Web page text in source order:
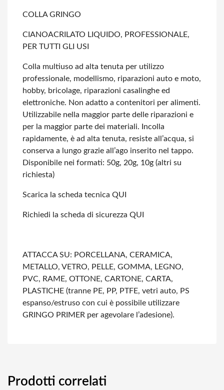
COLLA GRINGO
CIANOACRILATO LIQUIDO, PROFESSIONALE,
PER TUTTI GLI USI
Colla multiuso ad alta tenuta per utilizzo
professionale, modellismo, riparazioni auto e moto,
hobby, bricolage, riparazioni casalinghe ed
elettroniche. Non adatto a contenitori per alimenti.
Utilizzabile nella maggior parte delle riparazioni e
per la maggior parte dei materiali. Incolla
rapidamente, è ad alta tenuta, resiste all’acqua, si
conserva a lungo grazie all’ago inserito nel tappo.
Disponibile nei formati: 50g, 20g, 10g (altri su
richiesta)
Scarica la scheda tecnica QUI
Richiedi la scheda di sicurezza QUI
ATTACCA SU: PORCELLANA, CERAMICA,
METALLO, VETRO, PELLE, GOMMA, LEGNO,
PVC, RAME, OTTONE, CARTONE, CARTA,
PLASTICHE (tranne PE, PP, PTFE, vetri auto, PS
espanso/estruso con cui è possibile utilizzare
GRINGO PRIMER per agevolare l’adesione).
Prodotti correlati